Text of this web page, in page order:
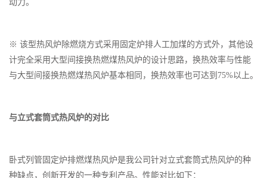
动力。
※ 该型热风炉除燃烧方式采用固定炉排人工加煤的方式外，其他设
计完全采用大型间接换热燃煤热风炉的设计思路，换热效率与性能
与大型间接换热燃煤热风炉基本相同，换热效率也可达到75%以上。
与立式套筒式热风炉的对比
卧式列管固定炉排燃煤热风炉是我公司针对立式套筒式热风炉的种
种缺点，创新开发的一种专利产品。性能对比如下：